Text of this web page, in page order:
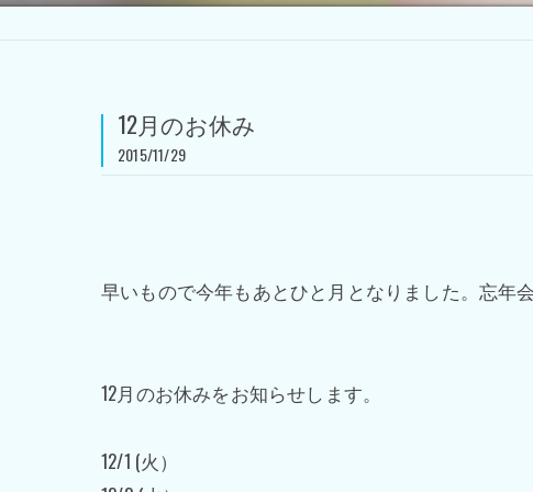
12月のお休み
2015/11/29
早いもので今年もあとひと月となりました。忘年
12月のお休みをお知らせします。
12/1 (火）